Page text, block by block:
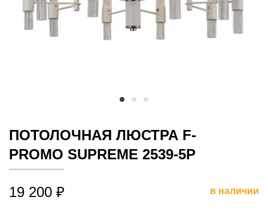
ПОТОЛОЧНАЯ ЛЮСТРА F-
PROMO SUPREME 2539-5P
19 200 ₽ в наличии